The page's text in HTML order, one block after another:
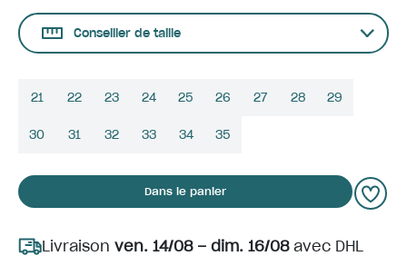
Conseiller de taille
21 22 23 24 25 26 27 28 29
30 31 32 33 34 35
Dans le panier
Livraison ven. 14/08 – dim. 16/08avec DHL